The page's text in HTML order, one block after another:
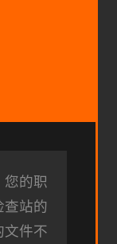
您的职
查站的
文件不